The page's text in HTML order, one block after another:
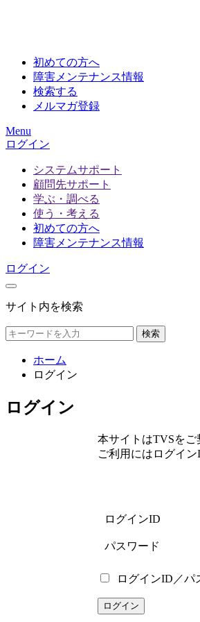
初めての方へ
障害メンテナンス情報
検索する
メルマガ登録
Menu
ログイン
システムサポート
顧問先サポート
学ぶ・調べる
使う・考える
初めての方へ
障害メンテナンス情報
ログイン
サイト内を検索
検索
ホーム
ログイン
ログイン
本サイトはTVSをご
ご利用にはログイ
ログインID
パスワード
ログインID／パ
ログイン